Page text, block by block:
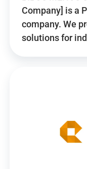
Company] is a
company. We
solutions for